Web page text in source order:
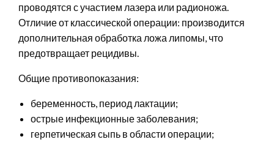
проводятся с участием лазера или радионожа.
Отличие от классической операции: производится
дополнительная обработка ложа липомы, что
предотвращает рецидивы.
Общие противопоказания:
беременность, период лактации;
острые инфекционные заболевания;
герпетическая сыпь в области операции;